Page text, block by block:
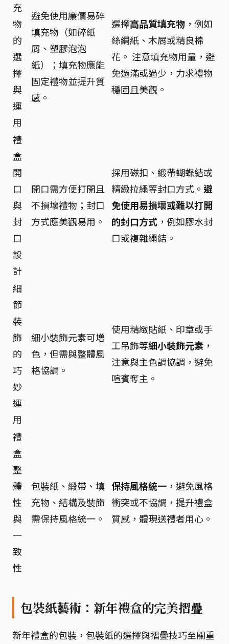
充
物
的
選
擇
與
運
用
避免使用廉價易碎
填充物（如碎紙
屑、塑膠泡泡
紙）；填充物應能
固定禮物並提升質
感。
選擇高品質填充物 ，例如
絲綢紙、木屑或精良棉
花。 注意填充物用量，避
免過滿或過少，力求禮物
穩固且美觀。
禮
盒
開
口
與
封
口
設
計
開口需方便打開且
不損壞禮物；封口
方式應美觀易用。
採用磁扣、緞帶蝴蝶結或
精緻拉繩等封口方式。 避
免使用易損壞或難以打開
的封口方式 ，例如膠水封
口或複雜繩結。
細
節
裝
飾
的
巧
妙
運
用
細小裝飾元素可增
色，但需與整體風
格協調。
使用精緻貼紙、印章或手
工吊飾等細小裝飾元素 ，
注意與主色調協調，避免
喧賓奪主。
禮
盒
整
體
性
與
一
致
性
包裝紙、緞帶、填
充物、結構及裝飾
需保持風格統一。
保持風格統一 ，避免風格
衝突或不協調，提升禮盒
質感，體現送禮者用心。
包裝紙藝術：新年禮盒的完美摺疊
新年禮盒的包裝，包裝紙的選擇與摺疊技巧至關重